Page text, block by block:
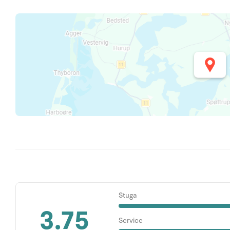
3.75
Stuga
Service